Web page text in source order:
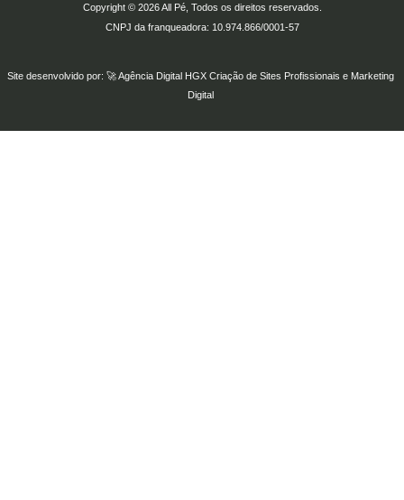
Copyright © 2026 All Pé, Todos os direitos reservados.
CNPJ da franqueadora: 10.974.866/0001-57
Site desenvolvido por: 🚀Agência Digital HGXCriação de Sites Profissionaise Marketing
Digital